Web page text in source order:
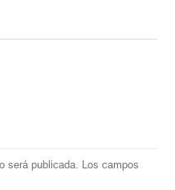
será publicada. Los campos